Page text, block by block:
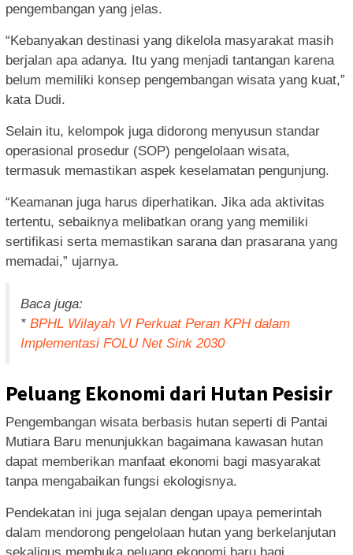
pengembangan yang jelas.
“Kebanyakan destinasi yang dikelola masyarakat masih
berjalan apa adanya. Itu yang menjadi tantangan karena
belum memiliki konsep pengembangan wisata yang kuat,”
kata Dudi.
Selain itu, kelompok juga didorong menyusun standar
operasional prosedur (SOP) pengelolaan wisata,
termasuk memastikan aspek keselamatan pengunjung.
“Keamanan juga harus diperhatikan. Jika ada aktivitas
tertentu, sebaiknya melibatkan orang yang memiliki
sertifikasi serta memastikan sarana dan prasarana yang
memadai,” ujarnya.
Baca juga:
* BPHL Wilayah VI Perkuat Peran KPH dalam
Implementasi FOLU Net Sink 2030
Peluang Ekonomi dari Hutan Pesisir
Pengembangan wisata berbasis hutan seperti di Pantai
Mutiara Baru menunjukkan bagaimana kawasan hutan
dapat memberikan manfaat ekonomi bagi masyarakat
tanpa mengabaikan fungsi ekologisnya.
Pendekatan ini juga sejalan dengan upaya pemerintah
dalam mendorong pengelolaan hutan yang berkelanjutan